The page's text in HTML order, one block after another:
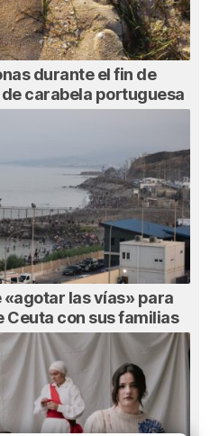
durante el fin de
carabela portuguesa
«agotar las vías» para
Ceuta con sus familias